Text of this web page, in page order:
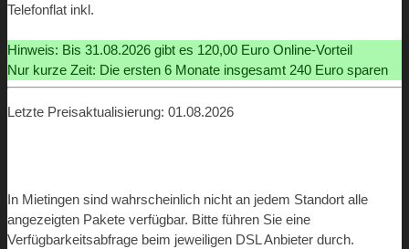
Telefonflat inkl.
Hinweis: Bis 31.08.2026 gibt es 120,00 Euro Online-Vorteil
Nur kurze Zeit: Die ersten 6 Monate insgesamt 240 Euro sparen
Letzte Preisaktualisierung: 01.08.2026
In Mietingen sind wahrscheinlich nicht an jedem Standort alle
angezeigten Pakete verfügbar. Bitte führen Sie eine
Verfügbarkeitsabfrage beim jeweiligen DSL Anbieter durch.